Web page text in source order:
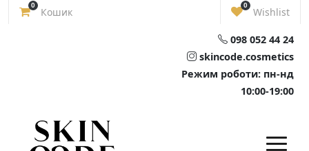
Skip
0
Кошик
0
Wishlist
098 052 44 24
skincode.cosmetics
Режим роботи: пн-нд
10:00-19:00